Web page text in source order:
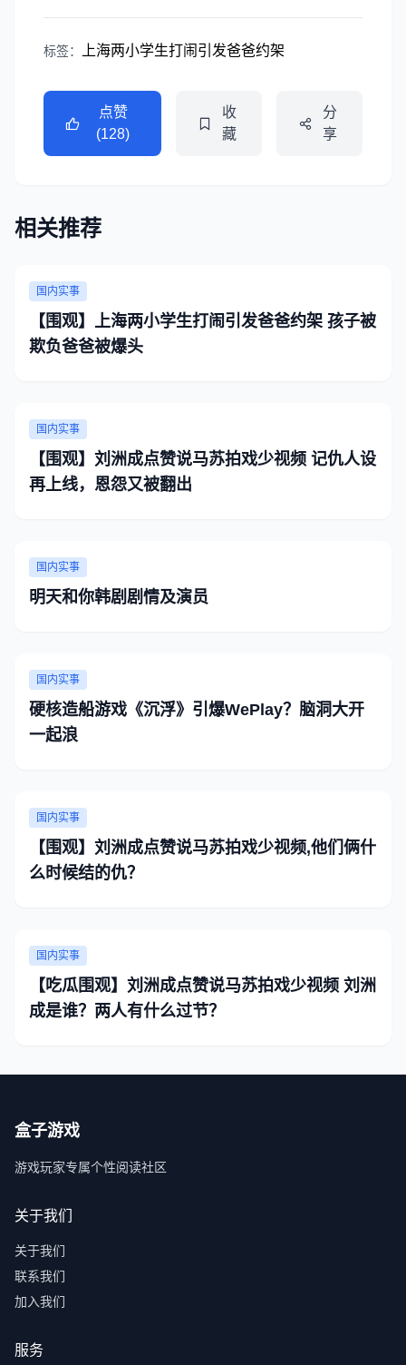
标签： 上海两小学生打闹引发爸爸约架
点赞
(128)
收
藏
分
享
相关推荐
国内实事
【围观】上海两小学生打闹引发爸爸约架 孩子被
欺负爸爸被爆头
国内实事
【围观】刘洲成点赞说马苏拍戏少视频 记仇人设
再上线，恩怨又被翻出
国内实事
明天和你韩剧剧情及演员
国内实事
硬核造船游戏《沉浮》引爆WePlay？脑洞大开
一起浪
国内实事
【围观】刘洲成点赞说马苏拍戏少视频,他们俩什
么时候结的仇？
国内实事
【吃瓜围观】刘洲成点赞说马苏拍戏少视频 刘洲
成是谁？两人有什么过节？
盒子游戏
游戏玩家专属个性阅读社区
关于我们
关于我们
联系我们
加入我们
服务